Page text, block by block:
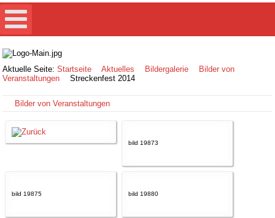
Aktuelle Seite:Startseite Aktuelles Bildergalerie
Bilder von
Veranstaltungen
Streckenfest 2014
Bilder von Veranstaltungen
bild 19873
bild 19875 bild 19880